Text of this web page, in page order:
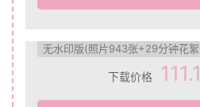
无水印版(照片943张+29分钟花
下载价格